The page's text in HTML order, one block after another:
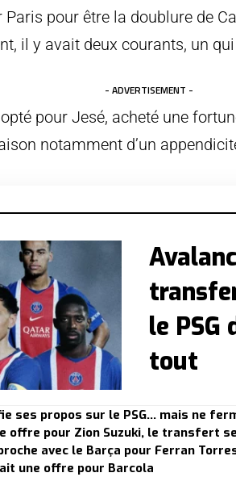
Paris pour être la doublure de
il y avait deux courants, un
- ADVERTISEMENT -
pour Jesé, acheté une
notamment d’un
le PSG
tout
ses propos sur le PSG… mais ne
offre pour Zion Suzuki, le transfert
avec le Barça pour Ferran
une offre pour Barcola